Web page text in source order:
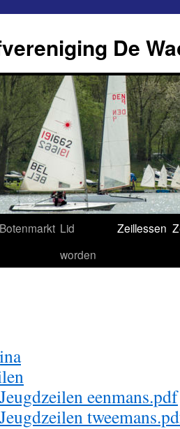
De
Botenmarkt Lid
worden
Zeillessen
eenmans.pdf